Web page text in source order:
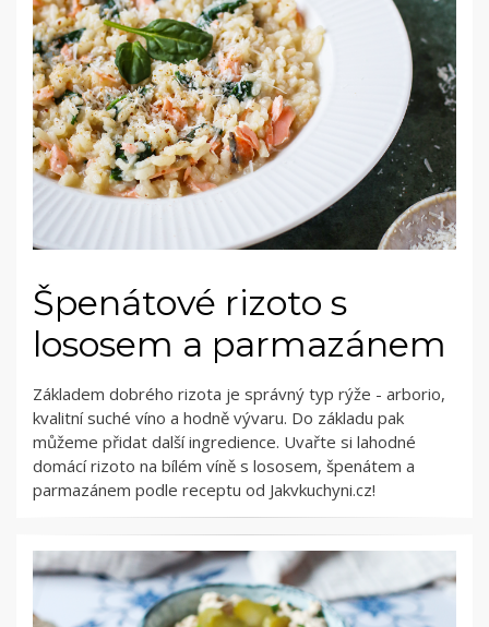
Špenátové rizoto s
lososem a parmazánem
Základem dobrého rizota je správný typ rýže - arborio,
kvalitní suché víno a hodně vývaru. Do základu pak
můžeme přidat další ingredience. Uvařte si lahodné
domácí rizoto na bílém víně s lososem, špenátem a
parmazánem podle receptu od Jakvkuchyni.cz!